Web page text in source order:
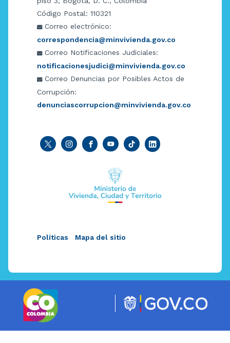
Código Postal: 110321
Correo electrónico:
correspondencia@minvivienda.gov.co
Correo Notificaciones Judiciales:
notificacionesjudici@minvivienda.gov.co
Correo Denuncias por Posibles Actos de
Corrupción:
denunciascorrupcion@minvivienda.gov.co
Políticas Mapa del sitio